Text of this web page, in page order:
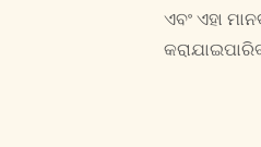
ଏବଂ ଏହା